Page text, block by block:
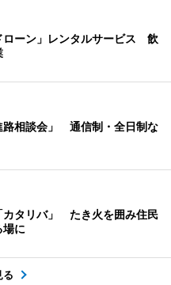
ローン」レンタルサービス 飲
路相談会」 通信制・全日制な
カタリバ」 たき火を囲み住民
場に
る